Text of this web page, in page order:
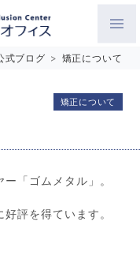
式ブログ > 矯正について
矯正について
「ゴムメタル」。
評を得ています。